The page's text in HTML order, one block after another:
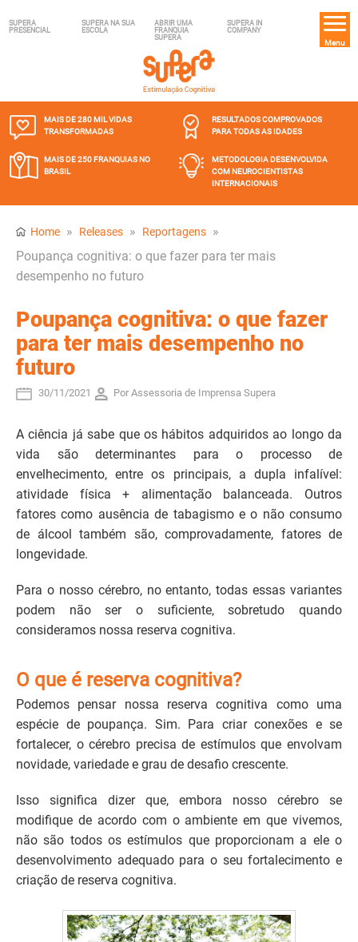
SUPERA
PRESENCIAL
SUPERA NA SUA
ESCOLA
ABRIR UMA
FRANQUIA
SUPERA
SUPERA IN
COMPANY
Menu
MAIS DE 280 MILVIDAS
TRANSFORMADAS
RESULTADOS COMPROVADOS
PARA TODAS AS IDADES
MAIS DE 250 FRANQUIASNO
BRASIL
METODOLOGIA DESENVOLVIDA
COM NEUROCIENTISTAS
INTERNACIONAIS
Home » Releases » Reportagens »
Poupança cognitiva: o que fazer para ter mais
desempenho no futuro
Poupança cognitiva: o que fazer
para ter mais desempenho no
futuro
30/11/2021 Por Assessoria de Imprensa Supera
A ciência já sabe que os hábitos adquiridos ao longo da
vida são determinantes para o processo de
envelhecimento, entre os principais, a dupla infalível:
atividade física + alimentação balanceada. Outros
fatores como ausência de tabagismo e o não consumo
de álcool também são, comprovadamente, fatores de
longevidade.
Para o nosso cérebro, no entanto, todas essas variantes
podem não ser o suficiente, sobretudo quando
consideramos nossa reserva cognitiva.
O que é reserva cognitiva?
Podemos pensar nossa reserva cognitiva como uma
espécie de poupança. Sim. Para criar conexões e se
fortalecer, o cérebro precisa de estímulos que envolvam
novidade, variedade e grau de desafio crescente.
Isso significa dizer que, embora nosso cérebro se
modifique de acordo com o ambiente em que vivemos,
não são todos os estímulos que proporcionam a ele o
desenvolvimento adequado para o seu fortalecimento e
criação de reserva cognitiva.